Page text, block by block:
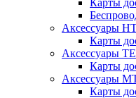
Карты
Аксессуары
Карты
Аксессуары
Карты
Аксессуары
Карты